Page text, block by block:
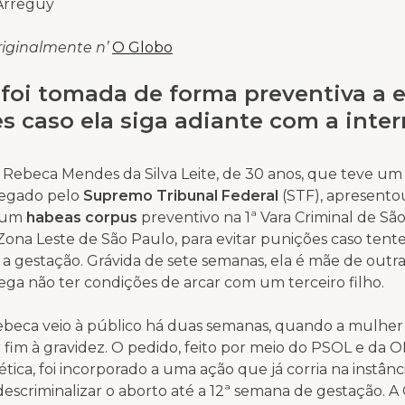
n’ O Globo
tomada de forma preventiva a
caso ela siga adiante com a
Mendes da Silva Leite, de 30 anos, que teve
pelo Supremo Tribunal Federal (STF),
habeas corpus preventivo na 1ª Vara Criminal de
Leste de São Paulo, para evitar punições caso
gestação. Grávida de sete semanas, ela é mãe de
não ter condições de arcar com um terceiro filho.
veio à público há duas semanas, quando a
fim à gravidez. O pedido, feito por meio do PSOL e da
foi incorporado a uma ação que já corria na
o aborto até a 12ª semana de gestação. A